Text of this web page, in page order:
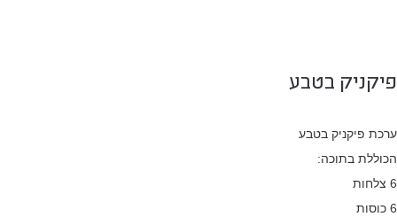
פיקניק בטבע
ערכת פיקניק בטבע
הכוללת בתוכה:
6 צלחות
6 כוסות